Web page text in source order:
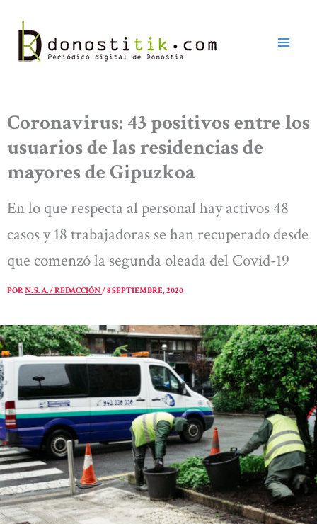
contenido
Coronavirus: 43 positivos entre los
usuarios de las residencias de
mayores de Gipuzkoa
En lo que respecta al personal hay activos 48
casos y 18 trabajadoras se han recuperado desde
que comenzó la segunda oleada del Covid-19
PORN. S. A. / REDACCIÓN/8 SEPTIEMBRE, 2020